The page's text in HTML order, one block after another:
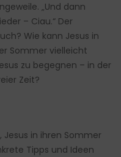
„Und dann
– Ciau.“ Der
Wie kann Jesus in
Sommer vielleicht
zu begegnen – in der
Zeit?
in ihren Sommer
Tipps und Ideen